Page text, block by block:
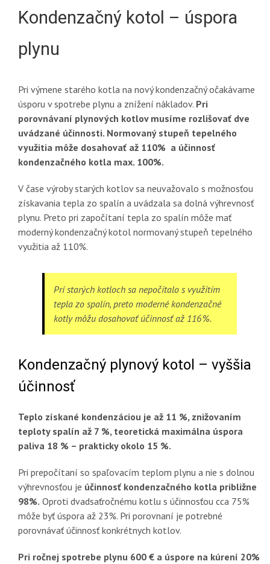
Kondenzačný kotol – úspora
plynu
Pri výmene starého kotla na nový kondenzačný očakávame
úsporu v spotrebe plynu a znížení nákladov. Pri
porovnávaní plynových kotlov musíme rozlišovať dve
uvádzané účinnosti. Normovaný stupeň tepelného
využitia môže dosahovať až 110% a účinnosť
kondenzačného kotla max. 100%.
V čase výroby starých kotlov sa neuvažovalo s možnosťou
získavania tepla zo spalín a uvádzala sa dolná výhrevnosť
plynu. Preto pri započítaní tepla zo spalín môže mať
moderný kondenzačný kotol normovaný stupeň tepelného
využitia až 110%.
Pri starých kotloch sa nepočítalo s využitím
tepla zo spalín, preto moderné kondenzačné
kotly môžu dosahovať účinnosť až 116 %.
Kondenzačný plynový kotol – vyššia
účinnosť
Teplo získané kondenzáciou je až 11 %, znižovaním
teploty spalín až 7 %, teoretická maximálna úspora
paliva 18 % – prakticky okolo 15 %.
Pri prepočítaní so spaľovacím teplom plynu a nie s dolnou
výhrevnosťou je účinnosť kondenzačného kotla približne
98%. Oproti dvadsaťročnému kotlu s účinnosťou cca 75%
môže byť úspora až 23%. Pri porovnaní je potrebné
porovnávať účinnosť konkrétnych kotlov.
Pri ročnej spotrebe plynu 600 € a úspore na kúrení 20%